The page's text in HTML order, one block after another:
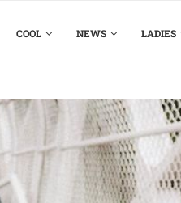
COOL NEWS LADIES